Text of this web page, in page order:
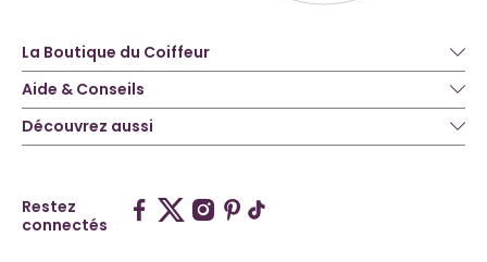
La Boutique du Coiffeur
Aide & Conseils
Découvrez aussi
Restez
connectés